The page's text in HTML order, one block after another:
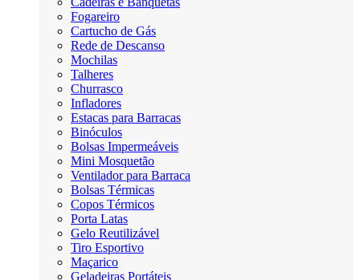
Fogareiro
Cartucho de Gás
Rede de Descanso
Mochilas
Talheres
Churrasco
Infladores
Estacas para Barracas
Binóculos
Bolsas Impermeáveis
Mini Mosquetão
Ventilador para Barraca
Bolsas Térmicas
Copos Térmicos
Porta Latas
Gelo Reutilizável
Tiro Esportivo
Maçarico
Geladeiras Portáteis